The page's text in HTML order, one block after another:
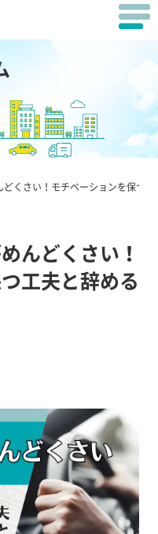
どくさい！モチベーションを保つ
んどくさい！
工夫と辞める